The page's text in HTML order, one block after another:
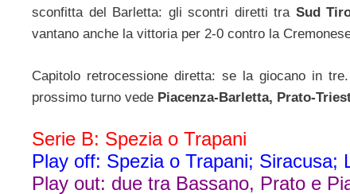
sconfitta del Barletta: gli scontri diretti tra Sud
vantano anche la vittoria per 2-0 contro la
Capitolo retrocessione diretta: se la giocano in
prossimo turno vede Piacenza-Barletta, Prato-
Serie B: Spezia o Trapani
Play off: Spezia o Trapani; Siracusa;
Play out: due tra Bassano, Prato e